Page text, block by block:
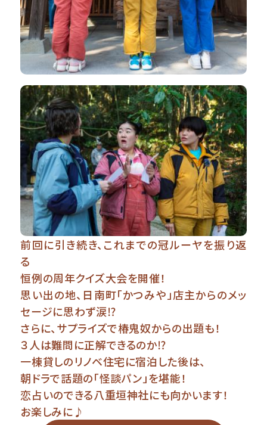
前回に引き続き、これまでの冠ルーヤを振り返
る
恒例の周年クイズ大会を開催！
思い出の地、日南町「かつみや」店主からのメッ
セージに思わず涙⁉
さらに、サプライズで椿鬼奴からの出題も！
３人は難問に正解できるのか⁉
一棟貸しのリノベ住宅に宿泊した後は、
朝ドラで話題の「怪談パン」を堪能！
恋占いのできる八重垣神社にも向かいます！
お楽しみに♪